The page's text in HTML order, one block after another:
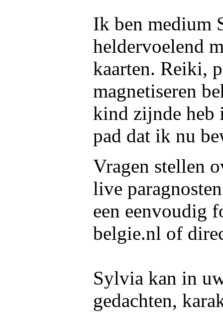
Ik ben medium
heldervoelend
kaarten. Reiki,
magnetiseren
kind zijnde heb
pad dat ik nu
Vragen stellen
live
een eenvoudig
belgie.nl of
Sylvia kan in
gedachten,